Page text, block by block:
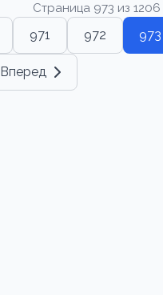
Страница 973 из 1206
971 972 973
Вперед